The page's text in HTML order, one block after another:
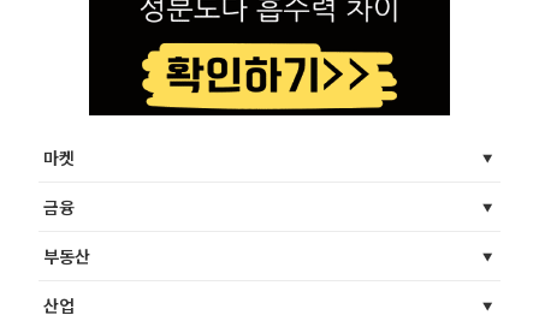
마켓
금융
부동산
산업